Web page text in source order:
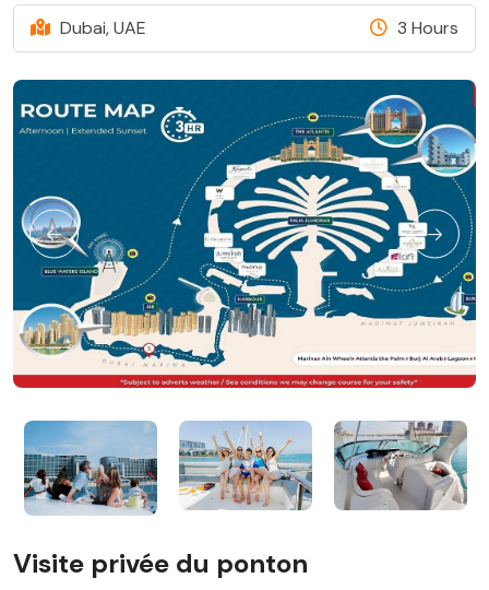
Dubai, UAE 3 Hours
Visite privée du ponton